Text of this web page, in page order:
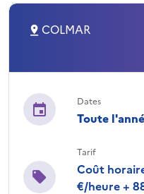
COLMAR
Dates
Toute
Tarif
Coût
€/heure +